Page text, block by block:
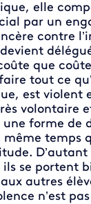
elle
par un
contre
que
tout ce
est violent
volontaire
une forme de
temps
D’autant
se portent
autres
n’est